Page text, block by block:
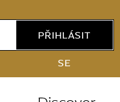
PŘIHLÁSIT
SE